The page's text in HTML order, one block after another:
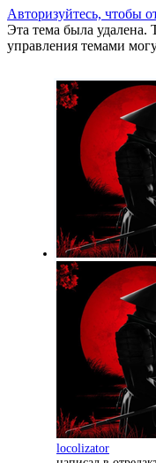
Авторизуйтесь, чтобы
Эта тема была удалена.
управления темами
locolizator